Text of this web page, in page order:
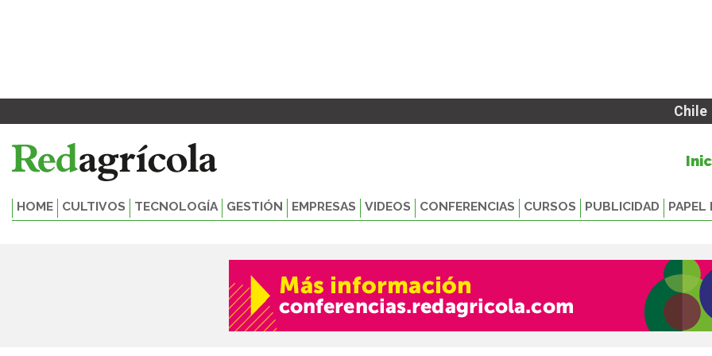
Chile
HOME CULTIVOS TECNOLOGÍA GESTIÓN EMPRESAS VIDEOS CONFERENCIAS CURSOS PUBLICIDAD PAPEL